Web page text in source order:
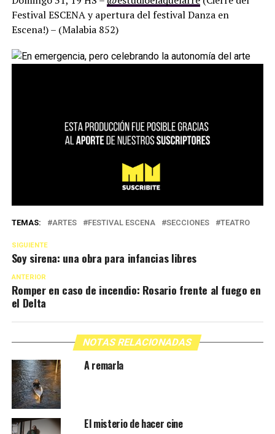
Festival ESCENA y apertura del festival Danza en
Escena!) – (Malabia 852)
TEMAS: ARTES FESTIVAL ESCENA SECCIONES TEATRO
SIGUIENTE
Soy sirena: una obra para infancias libres
ANTERIOR
Romper en caso de incendio: Rosario frente al fuego en
el Delta
NOTAS RELACIONADAS
A remarla
El misterio de hacer cine